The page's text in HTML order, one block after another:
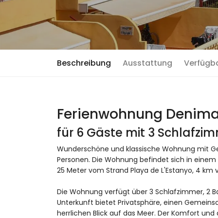
Beschreibung Ausstattung
Ferienwohnung
für 6 Gäste mit 3
Wunderschöne und klassische Wohnung mit
Personen. Die Wohnung befindet sich in
25 Meter vom Strand Playa de L'Estanyo, 4
Die Wohnung verfügt über 3 Schlafzimmer, 2
Unterkunft bietet Privatsphäre, einen
herrlichen Blick auf das Meer. Der Komfort